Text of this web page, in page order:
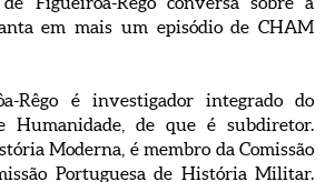
em mais um episódio de CHAM
Rêgo é investigador integrado do
Humanidade, de que é subdiretor.
Moderna, é membro da Comissão
Portuguesa de História Militar.